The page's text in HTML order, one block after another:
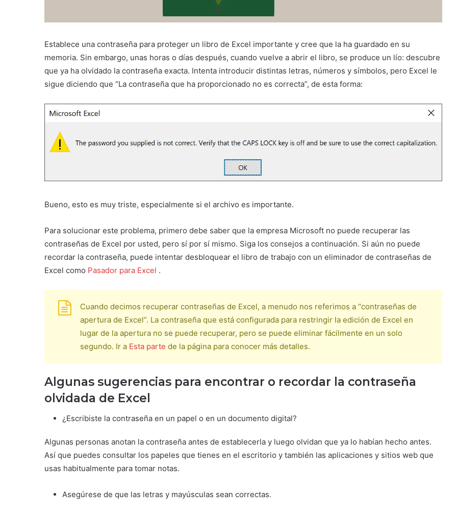
Establece una contraseña para proteger un libro de Excel importante y cree que la ha guardado en su
memoria. Sin embargo, unas horas o días después, cuando vuelve a abrir el libro, se produce un lío: descubre
que ya ha olvidado la contraseña exacta. Intenta introducir distintas letras, números y símbolos, pero Excel le
sigue diciendo que “La contraseña que ha proporcionado no es correcta”, de esta forma:
Bueno, esto es muy triste, especialmente si el archivo es importante.
Para solucionar este problema, primero debe saber que la empresa Microsoft no puede recuperar las
contraseñas de Excel por usted, pero sí por sí mismo. Siga los consejos a continuación. Si aún no puede
recordar la contraseña, puede intentar desbloquear el libro de trabajo con un eliminador de contraseñas de
Excel como Pasador para Excel .
Cuando decimos recuperar contraseñas de Excel, a menudo nos referimos a “contraseñas de
apertura de Excel”. La contraseña que está configurada para restringir la edición de Excel en
lugar de la apertura no se puede recuperar, pero se puede eliminar fácilmente en un solo
segundo. Ir a Esta parte de la página para conocer más detalles.
Algunas sugerencias para encontrar o recordar la contraseña
olvidada de Excel
¿Escribiste la contraseña en un papel o en un documento digital?
Algunas personas anotan la contraseña antes de establecerla y luego olvidan que ya lo habían hecho antes.
Así que puedes consultar los papeles que tienes en el escritorio y también las aplicaciones y sitios web que
usas habitualmente para tomar notas.
Asegúrese de que las letras y mayúsculas sean correctas.